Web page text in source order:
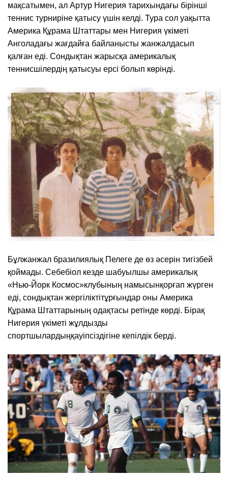
мақсатымен, ал Артур Нигерия тарихындағы бірінші
теннис турниріне қатысу үшін келді. Тура сол уақытта
Америка Құрама Штаттары мен Нигерия үкіметі
Анголадағы жағдайға байланысты жанжалдасып
қалған еді. Сондықтан жарысқа америкалық
теннисшілердің қатысуы ерсі болып көрінді.
Бұлжанжал бразилиялық Пелеге де өз әсерін тигізбей
қоймады. Себебіол кезде шабуылшы америкалық
«Нью-Йорк Космос»клубының намысынқорғап жүрген
еді, сондықтан жергіліктітұрғындар оны Америка
Құрама Штаттарының одақтасы ретінде көрді. Бірақ
Нигерия үкіметі жұлдызды
спортшылардыңқауіпсіздігіне кепілдік берді.